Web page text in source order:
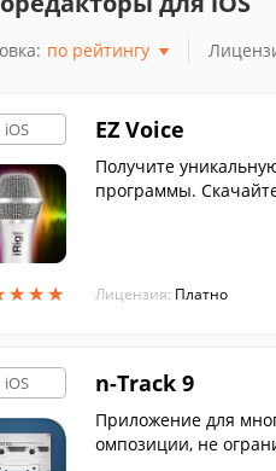
по рейтингу
iOS
★★★
★★★
EZ Voice
Получите
программы.
Лицензия: Платно
iOS n-Track 9
Приложение для
омпозиции, не